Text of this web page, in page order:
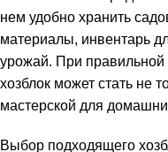
нем удобно хранить
материалы, инвентарь
урожай. При правильной
хозблок может стать не
мастерской для
Выбор подходящего